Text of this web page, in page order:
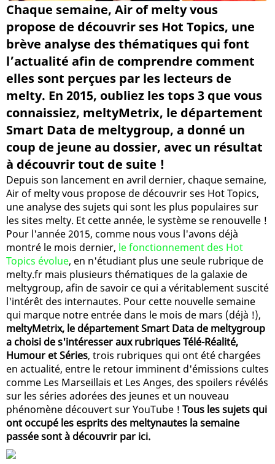
Chaque semaine, Air of melty vous
propose de découvrir ses Hot Topics, une
brève analyse des thématiques qui font
l’actualité afin de comprendre comment
elles sont perçues par les lecteurs de
melty. En 2015, oubliez les tops 3 que vous
connaissiez, meltyMetrix, le département
Smart Data de meltygroup, a donné un
coup de jeune au dossier, avec un résultat
à découvrir tout de suite !
Depuis son lancement en avril dernier, chaque semaine,
Air of melty vous propose de découvrir ses Hot Topics,
une analyse des sujets qui sont les plus populaires sur
les sites melty. Et cette année, le système se renouvelle !
Pour l'année 2015, comme nous vous l'avons déjà
montré le mois dernier, le fonctionnement des Hot
Topics évolue, en n'étudiant plus une seule rubrique de
melty.fr mais plusieurs thématiques de la galaxie de
meltygroup, afin de savoir ce qui a véritablement suscité
l'intérêt des internautes. Pour cette nouvelle semaine
qui marque notre entrée dans le mois de mars (déjà !),
meltyMetrix, le département Smart Data de meltygroup
a choisi de s'intéresser aux rubriques Télé-Réalité,
Humour et Séries, trois rubriques qui ont été chargées
en actualité, entre le retour imminent d'émissions cultes
comme Les Marseillais et Les Anges, des spoilers révélés
sur les séries adorées des jeunes et un nouveau
phénomène découvert sur YouTube ! Tous les sujets qui
ont occupé les esprits des meltynautes la semaine
passée sont à découvrir par ici.